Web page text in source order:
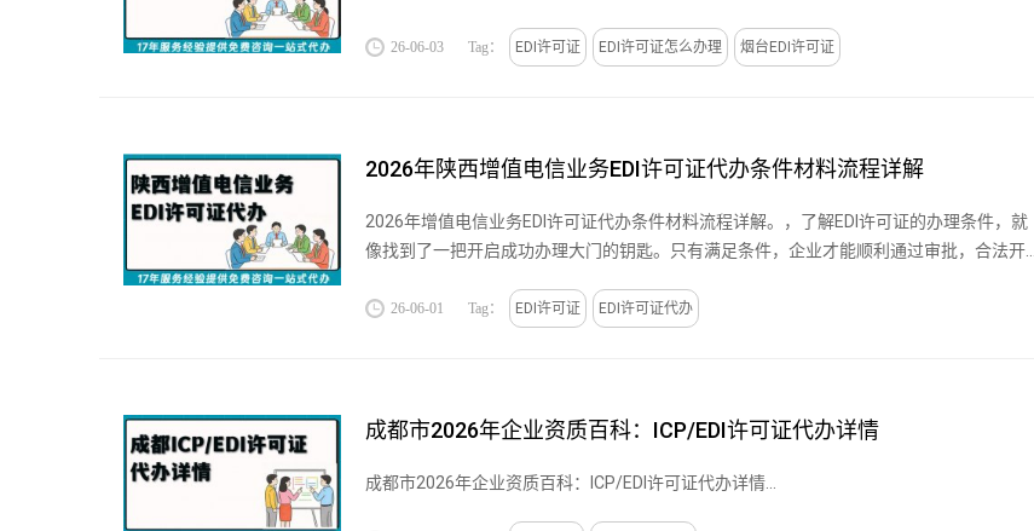
26-06-03 Tag： EDI许可证 EDI许可证怎么办理 烟台EDI许可证
2026年陕西增值电信业务EDI许可证代办条件材料流程详解
2026年增值电信业务EDI许可证代办条件材料流程详解。，了解EDI许可证的办理条件，就
像找到了一把开启成功办理大门的钥匙。只有满足条件，企业才能顺利通过审批，合法开展
26-06-01 Tag： EDI许可证 EDI许可证代办
成都市2026年企业资质百科：ICP/EDI许可证代办详情
成都市2026年企业资质百科：ICP/EDI许可证代办详情...